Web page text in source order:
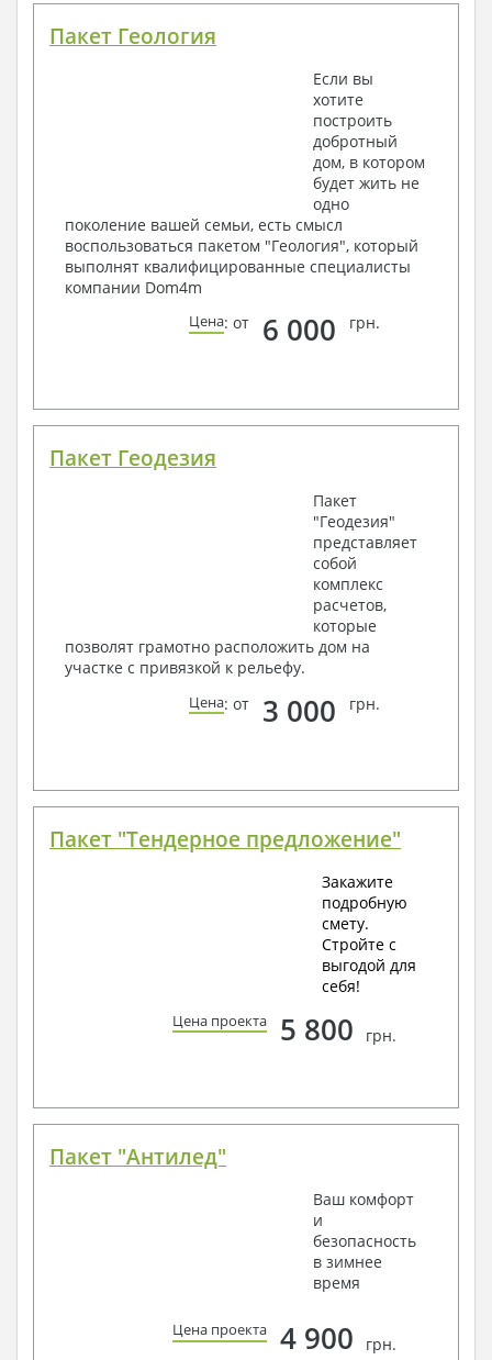
Пакет Геология
Если вы
хотите
построить
добротный
дом, в котором
будет жить не
одно
поколение вашей семьи, есть смысл
воспользоваться пакетом "Геология", который
выполнят квалифицированные специалисты
компании Dom4m
Цена: от 6 000 грн.
Пакет Геодезия
Пакет
"Геодезия"
представляет
собой
комплекс
расчетов,
которые
позволят грамотно расположить дом на
участке с привязкой к рельефу.
Цена: от 3 000 грн.
Пакет "Тендерное предложение"
Закажите
подробную
смету.
Стройте с
выгодой для
себя!
Цена проекта 5 800 грн.
Пакет "Антилед"
Ваш комфорт
и
безопасность
в зимнее
время
Цена проекта 4 900 грн.